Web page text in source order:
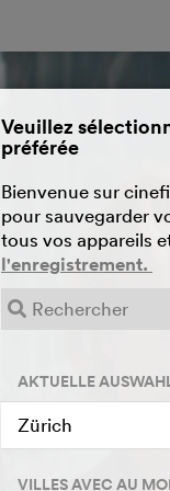
Veuillez
préférée
Bienvenue sur
pour sauvegarder
tous vos appareils
l'enregistrement.
AKTUELLE
Zürich
VILLES AVEC AU